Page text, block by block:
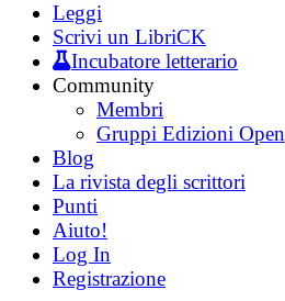
Leggi
Scrivi un LibriCK
Incubatore letterario
Community
Membri
Gruppi Edizioni Open
Blog
La rivista degli scrittori
Punti
Aiuto!
Log In
Registrazione